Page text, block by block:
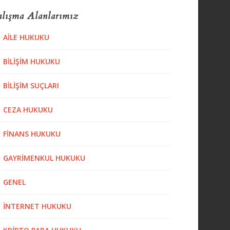
Alanlarımız
AILE HUKUKU
BILIŞIM HUKUKU
BILIŞIM SUÇLARI
CEZA HUKUKU
FINANS HUKUKU
GAYRIMENKUL HUKUKU
GENEL
İNTERNET HUKUKU